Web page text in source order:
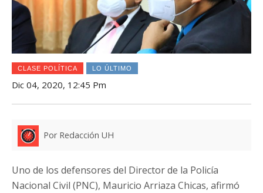
CLASE POLÍTICA LO ÚLTIMO
Dic 04, 2020, 12:45 Pm
Por Redacción UH
Uno de los defensores del Director de la Policía
Nacional Civil (PNC), Mauricio Arriaza Chicas, afirmó